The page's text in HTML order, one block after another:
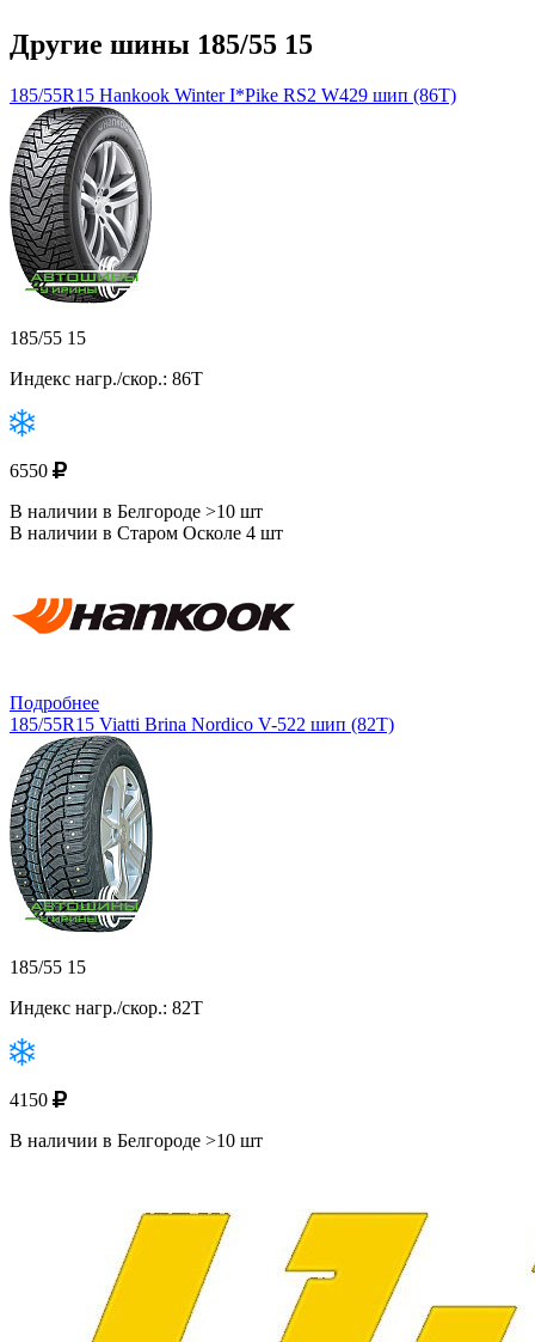
Другие шины 185/55 15
185/55R15 Hankook Winter I*Pike RS2 W429 шип (86T)
185/55 15
Индекс нагр./скор.: 86T
6550
В наличии в Белгороде >10 шт
В наличии в Старом Осколе 4 шт
Подробнее
185/55R15 Viatti Brina Nordico V-522 шип (82T)
185/55 15
Индекс нагр./скор.: 82T
4150
В наличии в Белгороде >10 шт